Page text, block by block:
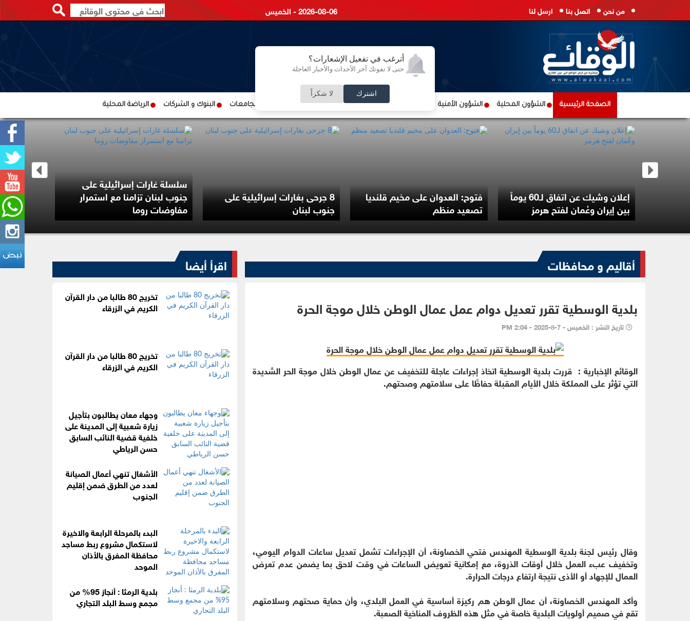
أترغب في تفعيل الإشعارات؟
حتى لا تفوتك آخر الأحداث والأخبار العاجلة
اشترك لا شكراً
من نحن اتصل بنا ارسل لنا 2026-08-06 - الخميس
الصفحة الرئيسية الشؤون المحلية الشؤون الأمنية الشؤون الإقتصادية الشؤون البرلمانية التعليم والجامعات البنوك و الشركات الرياضة المحلية
إعلان وشيك عن اتفاق لـ60 يوماً
بين إيران وعُمان لفتح هرمز
فتوح: العدوان على مخيم قلنديا
تصعيد منظم
8 جرحى بغارات إسرائيلية على
جنوب لبنان
سلسلة غارات إسرائيلية على
جنوب لبنان تزامنا مع استمرار
مفاوضات روما أوكرانية
أقاليم و محافظات
بلدية الوسطية تقرر تعديل دوام عمل عمال الوطن خلال موجة الحرة
تاريخ النشر : الخميس - 7-8-2025 - 2:04 PM
الوقائع الإخبارية : قررت بلدية الوسطية اتخاذ إجراءات عاجلة للتخفيف عن عمال الوطن خلال موجة الحر الشديدة
التي تؤثر على المملكة خلال الأيام المقبلة حفاظًا على سلامتهم وصحتهم.
وقال رئيس لجنة بلدية الوسطية المهندس فتحي الخصاونة، أن الإجراءات تشمل تعديل ساعات الدوام اليومي،
وتخفيف عبء العمل خلال أوقات الذروة، مع إمكانية تعويض الساعات في وقت لاحق بما يضمن عدم تعرض
العمال للإجهاد أو الأذى نتيجة ارتفاع درجات الحرارة.
وأكد المهندس الخصاونة، أن عمال الوطن هم ركيزة أساسية في العمل البلدي، وأن حماية صحتهم وسلامتهم
تقع في صميم أولويات البلدية خاصة في مثل هذه الظروف المناخية الصعبة.
اقرأ أيضا
تخريج 80 طالبا من دار القرآن
الكريم في الزرقاء
تخريج 80 طالبا من دار القرآن
الكريم في الزرقاء
وجهاء معان يطالبون بتأجيل
زيارة شعبية إلى المدينة على
خلفية قضية النائب السابق
حسن الرياطي
الأشغال تنهي أعمال الصيانة
لعدد من الطرق ضمن إقليم
الجنوب
البدء بالمرحلة الرابعة والاخيرة
لاستكمال مشروع ربط مساجد
محافظة المفرق بالأذان
الموحد
بلدية الرمثا : أنجاز 95% من
مجمع وسط البلد التجاري